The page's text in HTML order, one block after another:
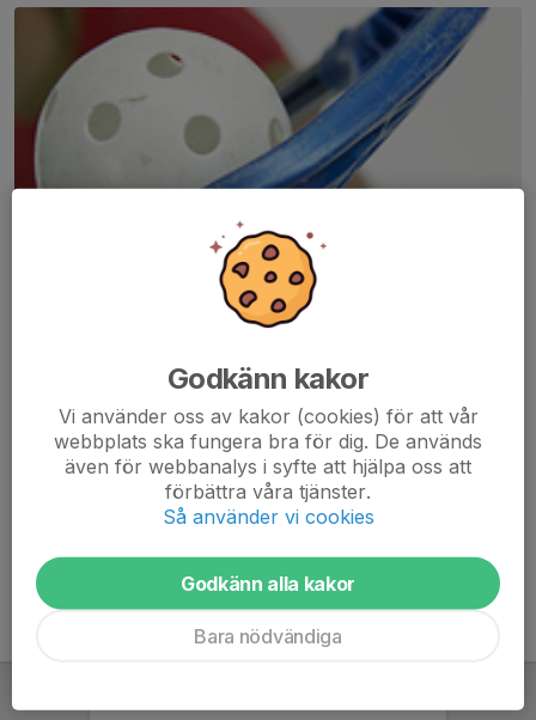
Här hamnar automatiskt de senaste nyheterna på hemsidan. För
att kunna börja administrera hemsidan loggar du in högst upp till
höger.
Godkänn kakor
Vi använder oss av kakor (cookies) för att vår
webbplats ska fungera bra för dig. De används
även för webbanalys i syfte att hjälpa oss att
förbättra våra tjänster.
Så använder vi cookies
Godkänn alla kakor
Bara nödvändiga